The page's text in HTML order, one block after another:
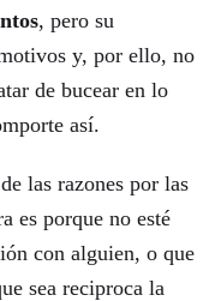
, pero su
y, por ello, no
de bucear en lo
así.
las razones por las
es porque no esté
con alguien, o que
sea reciproca la